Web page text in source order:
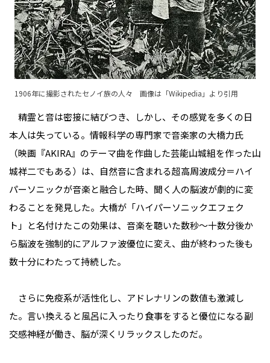
1906年に撮影されたセノイ族の人々 画像は「Wikipedia 」より引用
精霊と音は密接に結びつき、しかし、その感覚を多くの日
本人は失っている。情報科学の専門家で音楽家の大橋力氏
（映画『AKIRA』のテーマ曲を作曲した芸能山城組を作った山
城祥二でもある）は、自然音に含まれる超高周波成分＝ハイ
パーソニックが音楽と融合した時、聞く人の脳波が劇的に変
わることを発見した。大橋が「ハイパーソニックエフェク
ト」と名付けたこの効果は、音楽を聴いた数秒～十数分後か
ら脳波を強制的にアルファ波優位に変え、曲が終わった後も
数十分にわたって持続した。
さらに免疫系が活性化し、アドレナリンの数値も激減し
た。言い換えると風呂に入ったり食事をすると優位になる副
交感神経が働き、脳が深くリラックスしたのだ。